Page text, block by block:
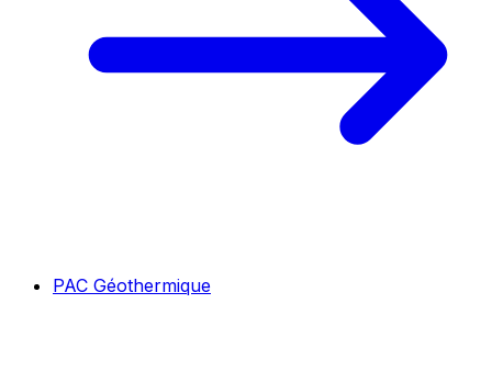
PAC Géothermique